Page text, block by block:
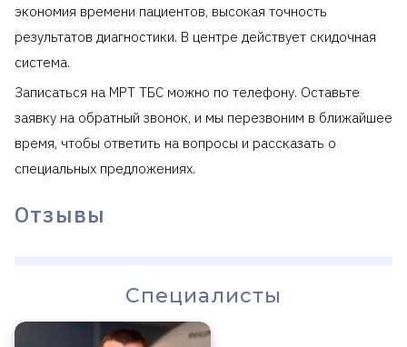
экономия времени пациентов, высокая точность
результатов диагностики. В центре действует скидочная
система.
Записаться на МРТ ТБС можно по телефону. Оставьте
заявку на обратный звонок, и мы перезвоним в ближайшее
время, чтобы ответить на вопросы и рассказать о
специальных предложениях.
Отзывы
Специалисты